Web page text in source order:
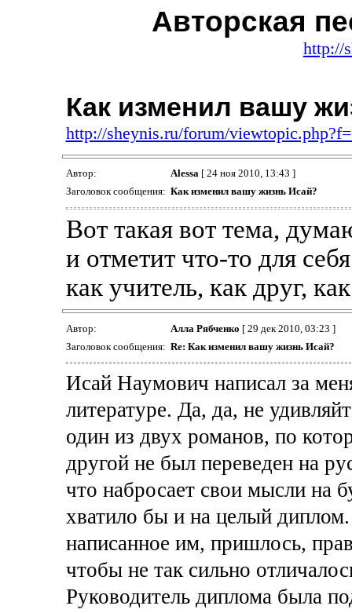
Авторская
http://
Как изменил вашу
http://sheynis.ru/forum/
Автор: Alessa[ 24 ноя 2010, 13:43 ]
Заголовок сообщения: Как изменил вашу жизнь Исай?
Вот такая вот тема,
и отметит что-то для
как учитель, как друг,
Автор: Алла Рябченко [ 29 дек 2010, 03:23 ]
Заголовок сообщения: Re: Как изменил вашу жизнь Исай?
Исай Наумович написал за
литературе. Да, да, не
один из двух романов, по
другой не был переведен на
что набросает свои мысли на
хватило бы и на целый
написанное им, пришлось,
чтобы не так сильно
Руководитель диплома была